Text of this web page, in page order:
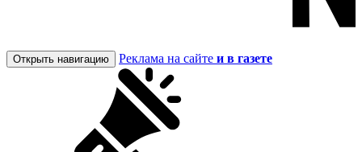
Открыть навигацию Реклама на сайте и в газете